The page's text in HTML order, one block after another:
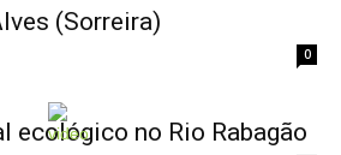
(Sorreira)
0
ecológico no Rio Rabagão